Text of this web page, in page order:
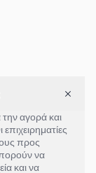
αγορά και
προς
να
και να